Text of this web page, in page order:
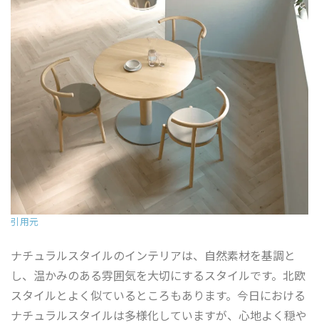
引用元
ナチュラルスタイルのインテリアは、自然素材を基調と
し、温かみのある雰囲気を大切にするスタイルです。北欧
スタイルとよく似ているところもあります。今日における
ナチュラルスタイルは多様化していますが、心地よく穏や